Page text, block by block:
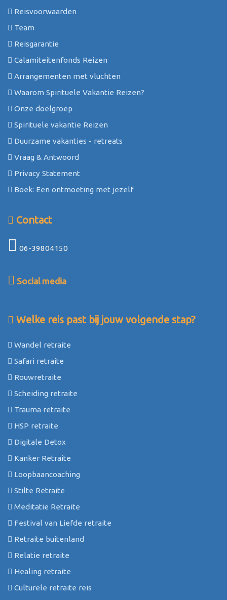
Reisvoorwaarden
Team
Reisgarantie
Calamiteitenfonds Reizen
Arrangementen met vluchten
Waarom Spirituele Vakantie Reizen?
Onze doelgroep
Spirituele vakantie Reizen
Duurzame vakanties - retreats
Vraag & Antwoord
Privacy Statement
Boek: Een ontmoeting met jezelf
Contact
06-39804150
Social media
Welke reis past bij jouw volgende stap?
Wandel retraite
Safari retraite
Rouwretraite
Scheiding retraite
Trauma retraite
HSP retraite
Digitale Detox
Kanker Retraite
Loopbaancoaching
Stilte Retraite
Meditatie Retraite
Festival van Liefde retraite
Retraite buitenland
Relatie retraite
Healing retraite
Culturele retraite reis